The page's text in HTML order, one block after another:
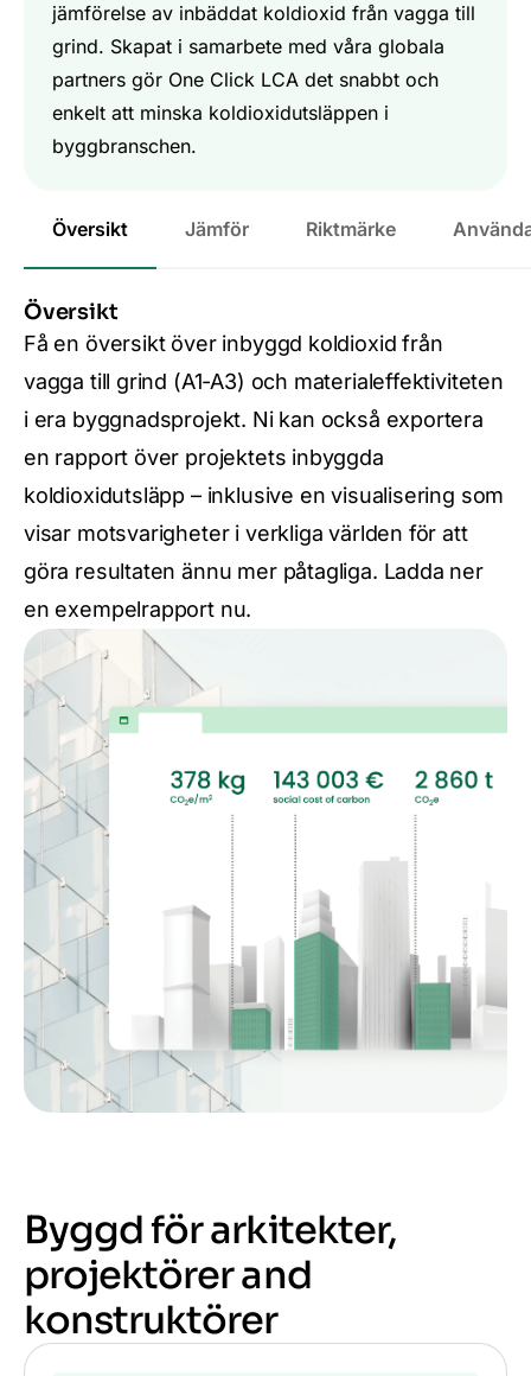
jämförelse av inbäddat koldioxid från vagga till
grind. Skapat i samarbete med våra globala
partners gör One Click LCA det snabbt och
enkelt att minska koldioxidutsläppen i
byggbranschen.
Översikt Jämför Riktmärke
Översikt
Få en översikt över inbyggd koldioxid från
vagga till grind (A1-A3) och materialeffektiviteten
i era byggnadsprojekt. Ni kan också exportera
en rapport över projektets inbyggda
koldioxidutsläpp – inklusive en visualisering som
visar motsvarigheter i verkliga världen för att
göra resultaten ännu mer påtagliga. Ladda ner
en exempelrapport nu.
Byggd för arkitekter,
projektörer and
konstruktörer